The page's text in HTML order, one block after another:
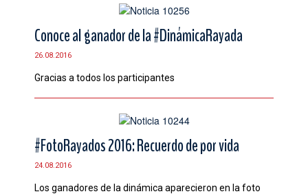
Conoce al ganador de la #DinámicaRayada
26.08.2016
Gracias a todos los participantes
#FotoRayados 2016: Recuerdo de por vida
24.08.2016
Los ganadores de la dinámica aparecieron en la foto